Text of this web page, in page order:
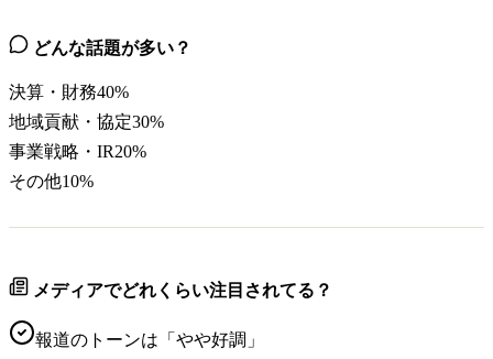
どんな話題が多い？
決算・財務40%
地域貢献・協定30%
事業戦略・IR20%
その他10%
メディアでどれくらい注目されてる？
報道のトーンは「 やや好調 」